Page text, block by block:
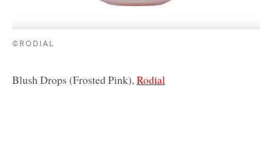
©RODIAL
Blush Drops (Frosted Pink),Rodial